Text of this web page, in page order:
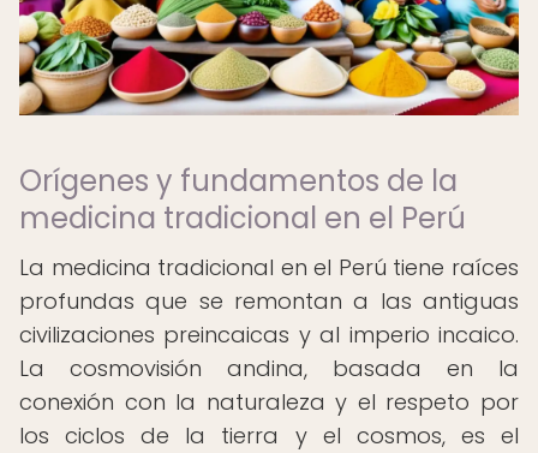
Orígenes y fundamentos de la
medicina tradicional en el Perú
La medicina tradicional en el Perú tiene raíces
profundas que se remontan a las antiguas
civilizaciones preincaicas y al imperio incaico.
La cosmovisión andina, basada en la
conexión con la naturaleza y el respeto por
los ciclos de la tierra y el cosmos, es el